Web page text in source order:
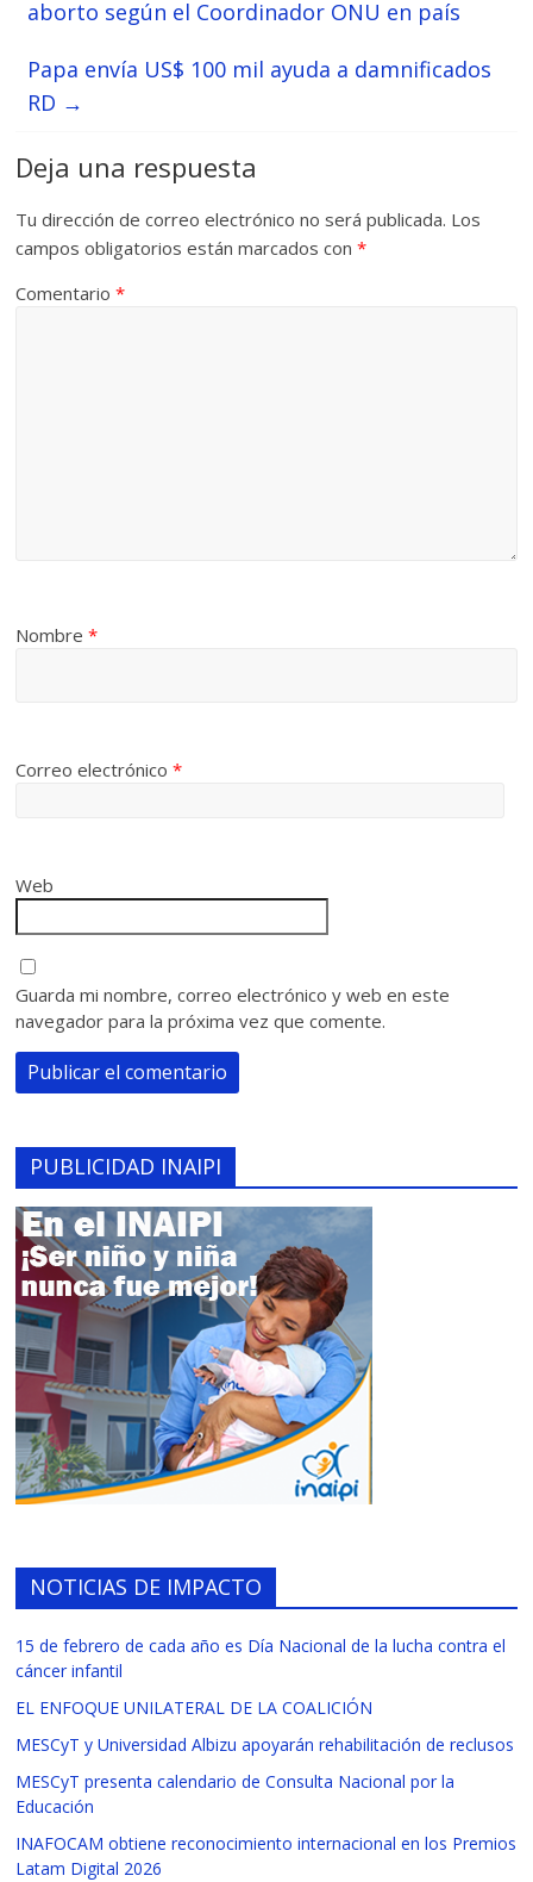
aborto según el Coordinador ONU en país
Papa envía US$ 100 mil ayuda a damnificados
RD →
Deja una respuesta
Tu dirección de correo electrónico no será publicada. Los
campos obligatorios están marcados con*
Comentario*
Nombre*
Correo electrónico*
Web
Guarda mi nombre, correo electrónico y web en este
navegador para la próxima vez que comente.
PUBLICIDAD INAIPI
NOTICIAS DE IMPACTO
15 de febrero de cada año es Día Nacional de la lucha contra el
cáncer infantil
EL ENFOQUE UNILATERAL DE LA COALICIÓN
MESCyT y Universidad Albizu apoyarán rehabilitación de reclusos
MESCyT presenta calendario de Consulta Nacional por la
Educación
INAFOCAM obtiene reconocimiento internacional en los Premios
Latam Digital 2026